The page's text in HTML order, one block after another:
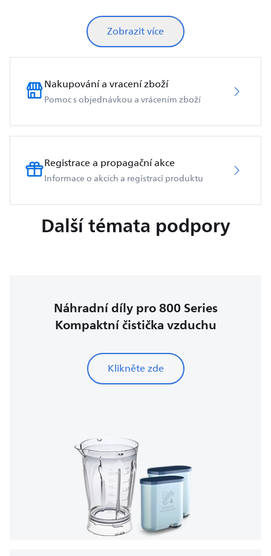
Zobrazit více
Nakupování a vracení zboží
Pomoc s objednávkou a vrácením zboží
Registrace a propagační akce
Informace o akcích a registraci produktu
Další témata podpory
Náhradní díly pro 800 Series
Kompaktní čistička vzduchu
Klikněte zde